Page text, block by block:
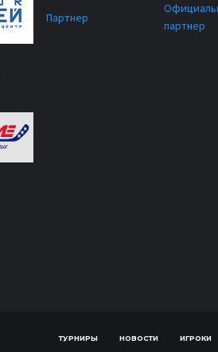
Партнер
партнер
ТУРНИРЫ НОВОСТИ ИГРОКИ